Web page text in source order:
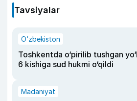
Tavsiyalar
O‘zbekiston
Toshkentda o‘pirilib tushgan
6 kishiga sud hukmi o‘qildi
Madaniyat